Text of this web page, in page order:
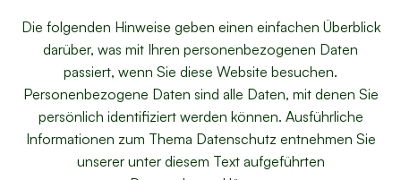
Die folgenden Hinweise geben einen einfachen Überblick
darüber, was mit Ihren personenbezogenen Daten
passiert, wenn Sie diese Website besuchen.
Personenbezogene Daten sind alle Daten, mit denen Sie
persönlich identifiziert werden können. Ausführliche
Informationen zum Thema Datenschutz entnehmen Sie
unserer unter diesem Text aufgeführten